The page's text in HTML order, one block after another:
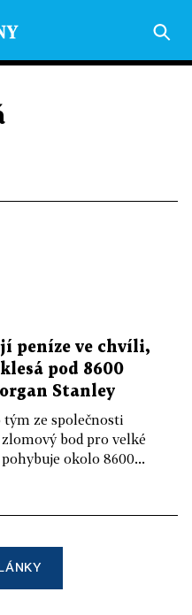
peníze ve chvíli,
pod 8600
Stanley
ze společnosti
bod pro velké
okolo 8600...